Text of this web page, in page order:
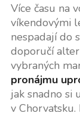
Více času na
víkendovými
nespadají do
doporučí
vybraných
pronájmu
jak snadno si
v